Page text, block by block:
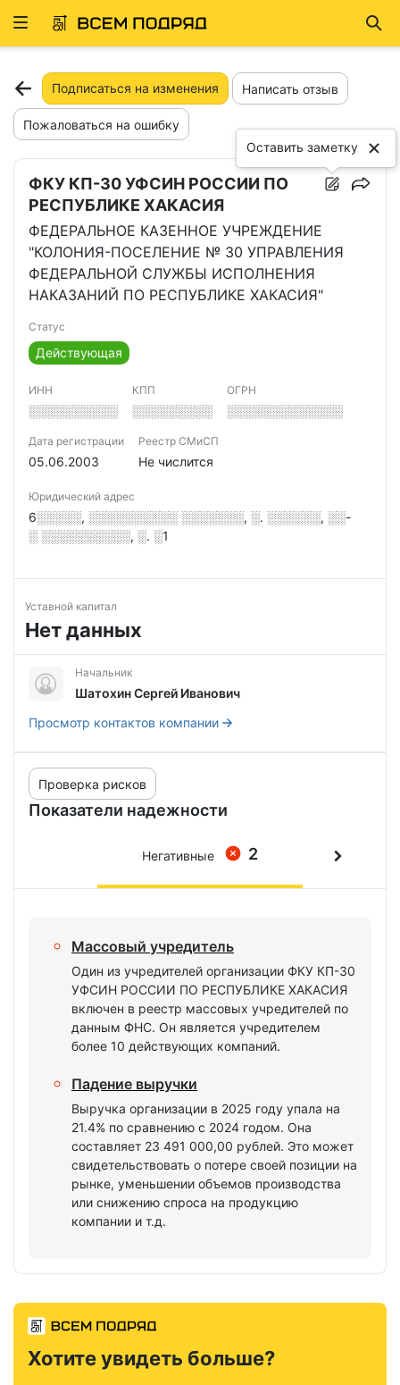
Развернуть
Подписаться на изменения Написать отзыв
Пожаловаться на ошибку
ФКУ КП-30 УФСИН РОССИИ ПО
РЕСПУБЛИКЕ ХАКАСИЯ
ФЕДЕРАЛЬНОЕ КАЗЕННОЕ УЧРЕЖДЕНИЕ
"КОЛОНИЯ-ПОСЕЛЕНИЕ № 30 УПРАВЛЕНИЯ
ФЕДЕРАЛЬНОЙ СЛУЖБЫ ИСПОЛНЕНИЯ
НАКАЗАНИЙ ПО РЕСПУБЛИКЕ ХАКАСИЯ"
Статус
Действующая
ИНН
░░░░░░░░░░
КПП
░░░░░░░░░
ОГРН
░░░░░░░░░░░░░
Дата регистрации
05.06.2003
Реестр СМиСП
Не числится
Юридический адрес
6░░░░░, ░░░░░░░░░░ ░░░░░░░, ░. ░░░░░░, ░░-
░ ░░░░░░░░░░, ░. ░1
Уставной капитал
Нет данных
Начальник
Шатохин Сергей Иванович
Просмотр контактов компании
Показатели надежности
Проверка рисков
2
Негативные
Массовый учредитель
Один из учредителей организации ФКУ КП-30
УФСИН РОССИИ ПО РЕСПУБЛИКЕ ХАКАСИЯ
включен в реестр массовых учредителей по
данным ФНС. Он является учредителем
более 10 действующих компаний.
Падение выручки
Выручка организации в 2025 году упала на
21.4% по сравнению с 2024 годом. Она
составляет 23 491 000,00 рублей. Это может
свидетельствовать о потере своей позиции на
рынке, уменьшении объемов производства
или снижению спроса на продукцию
компании и т.д.
Хотите увидеть больше?
Оставить заметку